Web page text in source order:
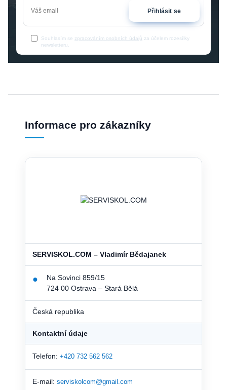
Přihlásit se
Souhlasím se zpracováním osobních údajů za účelem rozesílky
newsletteru.
Informace pro zákazníky
SERVISKOL.COM – Vladimír Bědajanek
●
Na Sovinci 859/15
724 00 Ostrava – Stará Bělá
Česká republika
Kontaktní údaje
Telefon: +420 732 562 562
E-mail: serviskolcom@gmail.com